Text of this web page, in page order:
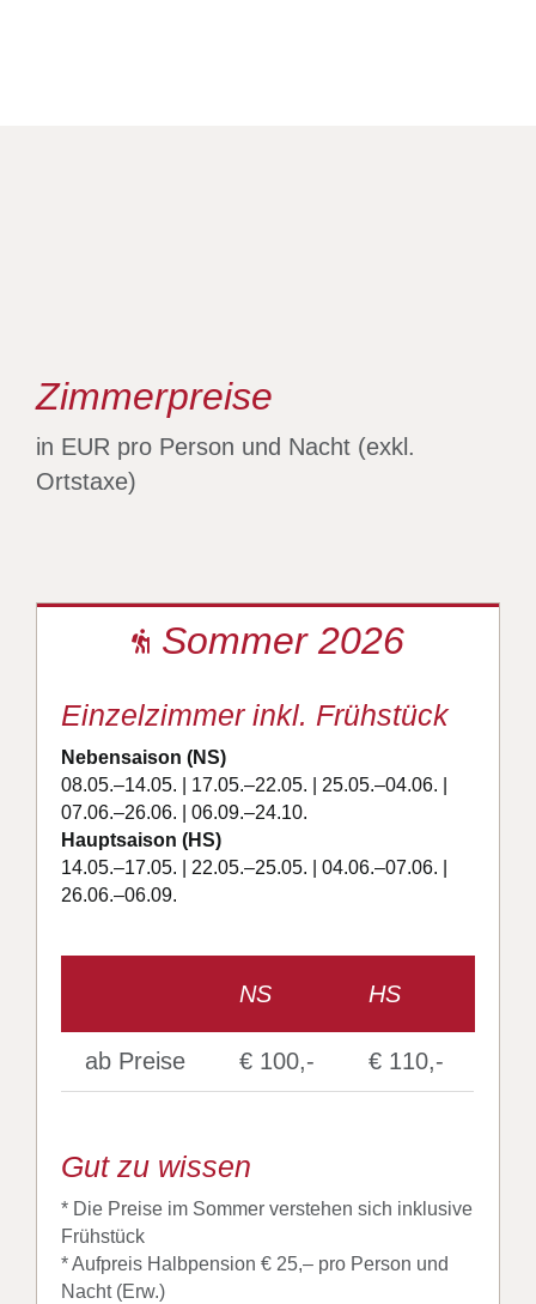
Zimmerpreise
in EUR pro Person und Nacht (exkl.
Ortstaxe)
Sommer 2026
Einzelzimmer inkl. Frühstück
Nebensaison (NS)
08.05.–14.05. | 17.05.–22.05. | 25.05.–04.06. |
07.06.–26.06. | 06.09.–24.10.
Hauptsaison (HS)
14.05.–17.05. | 22.05.–25.05. | 04.06.–07.06. |
26.06.–06.09.
NS HS
ab Preise € 100,- € 110,-
Gut zu wissen
* Die Preise im Sommer verstehen sich inklusive
Frühstück
* Aufpreis Halbpension € 25,– pro Person und
Nacht (Erw.)